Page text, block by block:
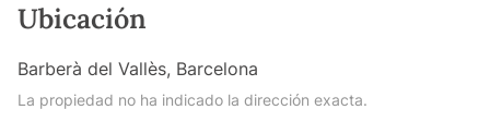
Ubicación
Barberà del Vallès, Barcelona
La propiedad no ha indicado la dirección exacta.